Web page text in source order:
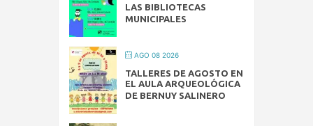
LAS BIBLIOTECAS
MUNICIPALES
AGO 08 2026
TALLERES DE AGOSTO EN
EL AULA ARQUEOLÓGICA
DE BERNUY SALINERO